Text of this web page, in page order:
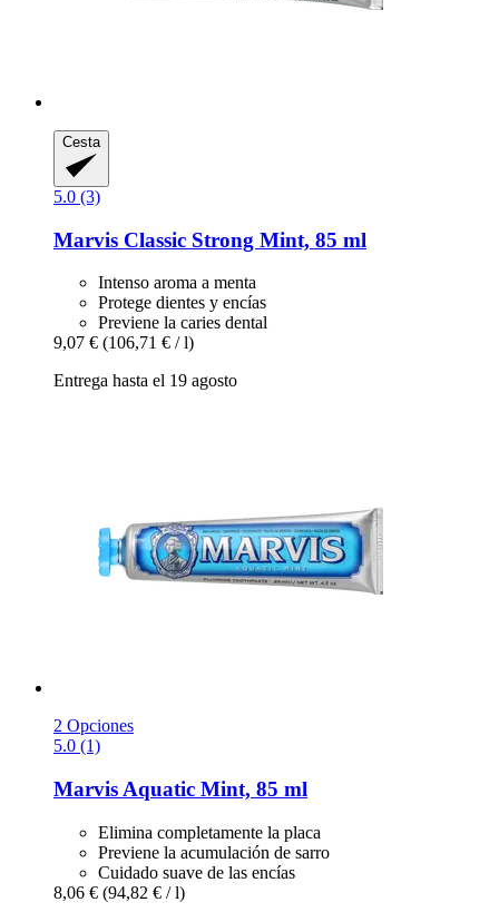
Cesta
5.0 (3)
Marvis Classic Strong Mint, 85 ml
Intenso aroma a menta
Protege dientes y encías
Previene la caries dental
9,07 € (106,71 € / l)
Entrega hasta el 19 agosto
2 Opciones
5.0 (1)
Marvis Aquatic Mint, 85 ml
Elimina completamente la placa
Previene la acumulación de sarro
Cuidado suave de las encías
8,06 € (94,82 € / l)